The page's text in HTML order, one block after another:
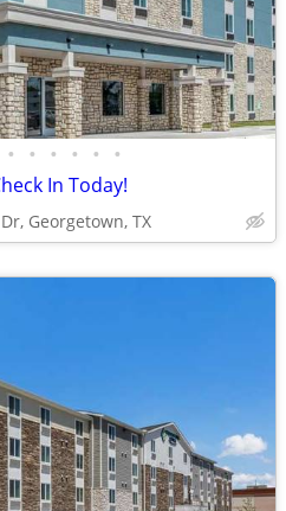
• • • • • •
In Today!
Georgetown, TX